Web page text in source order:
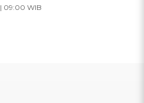
| 09:00 WIB